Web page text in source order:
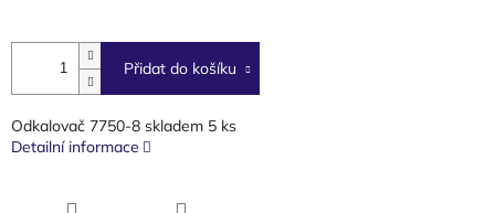
Přidat do košíku
Odkalovač 7750-8 skladem 5 ks
Detailní informace